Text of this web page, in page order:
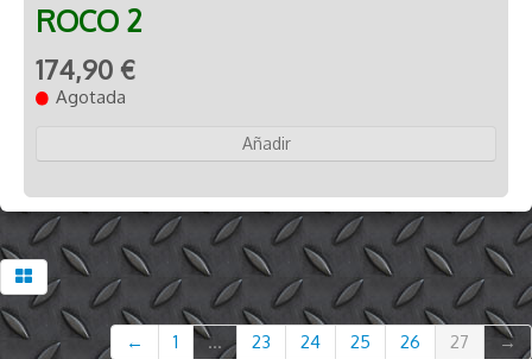
ROCO 2
174,90 €
Agotada
Añadir
← 1 ... 23 24 25 26 27 →